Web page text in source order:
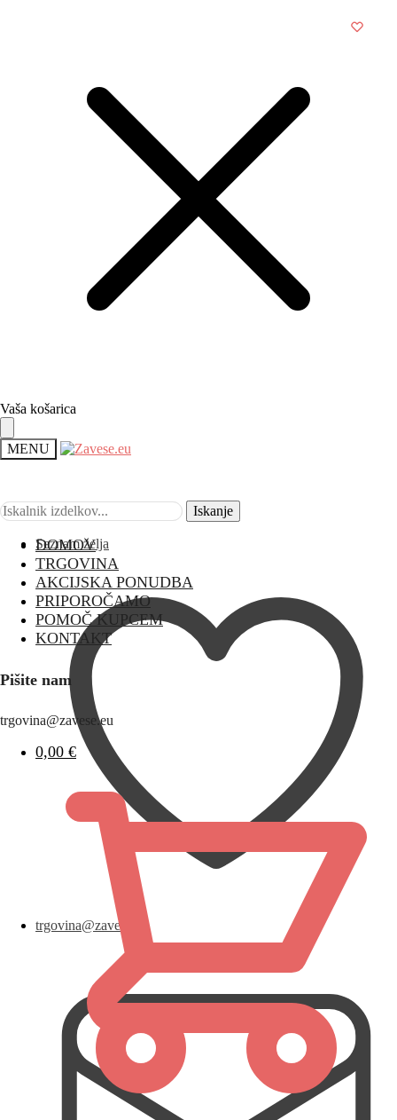
Vaša košarica
MENU
Iskanje
Seznam želja
trgovina@zavese.eu
Iskanje
DOMOV
TRGOVINA
AKCIJSKA PONUDBA
PRIPOROČAMO
POMOČ KUPCEM
KONTAKT
Pišite nam
trgovina@zavese.eu
0,00 €